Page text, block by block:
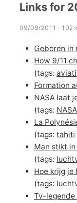
Links for
09/09/2011 · 102×
Geboren in
How 9/11
(tags:
Formation
NASA laat
(tags: NASA
La
(tags: tahiti
Man stikt
(tags:
Hoe krijg je
(tags:
Tv-legende